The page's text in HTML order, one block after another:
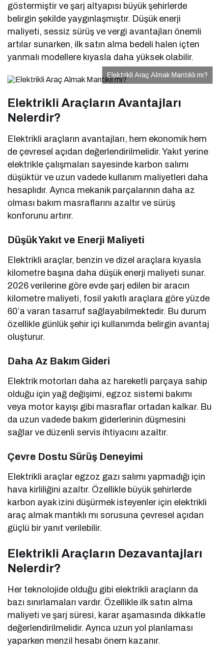
göstermiştir ve şarj altyapısı büyük şehirlerde
belirgin şekilde yaygınlaşmıştır. Düşük enerji
maliyeti, sessiz sürüş ve vergi avantajları önemli
artılar sunarken, ilk satın alma bedeli halen içten
yanmalı modellere kıyasla daha yüksek olabilir.
Elektrikli Araç Almak Mantıklı mı?
Elektrikli Araçların Avantajları
Nelerdir?
Elektrikli araçların avantajları, hem ekonomik hem
de çevresel açıdan değerlendirilmelidir. Yakıt yerine
elektrikle çalışmaları sayesinde karbon salımı
düşüktür ve uzun vadede kullanım maliyetleri daha
hesaplıdır. Ayrıca mekanik parçalarının daha az
olması bakım masraflarını azaltır ve sürüş
konforunu artırır.
Düşük Yakıt ve Enerji Maliyeti
Elektrikli araçlar, benzin ve dizel araçlara kıyasla
kilometre başına daha düşük enerji maliyeti sunar.
2026 verilerine göre evde şarj edilen bir aracın
kilometre maliyeti, fosil yakıtlı araçlara göre yüzde
60’a varan tasarruf sağlayabilmektedir. Bu durum
özellikle günlük şehir içi kullanımda belirgin avantaj
oluşturur.
Daha Az Bakım Gideri
Elektrik motorları daha az hareketli parçaya sahip
olduğu için yağ değişimi, egzoz sistemi bakımı
veya motor kayışı gibi masraflar ortadan kalkar. Bu
da uzun vadede bakım giderlerinin düşmesini
sağlar ve düzenli servis ihtiyacını azaltır.
Çevre Dostu Sürüş Deneyimi
Elektrikli araçlar egzoz gazı salımı yapmadığı için
hava kirliliğini azaltır. Özellikle büyük şehirlerde
karbon ayak izini düşürmek isteyenler için elektrikli
araç almak mantıklı mı sorusuna çevresel açıdan
güçlü bir yanıt verilebilir.
Elektrikli Araçların Dezavantajları
Nelerdir?
Her teknolojide olduğu gibi elektrikli araçların da
bazı sınırlamaları vardır. Özellikle ilk satın alma
maliyeti ve şarj süresi, karar aşamasında dikkatle
değerlendirilmelidir. Ayrıca uzun yol planlaması
yaparken menzil hesabı önem kazanır.